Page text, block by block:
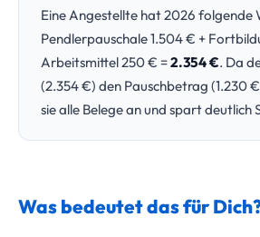
Eine Angestellte hat 2026 folgende
Pendlerpauschale 1.504 € +
Arbeitsmittel 250 € =2.354 €. Da
(2.354 €) den Pauschbetrag (1.230
sie alle Belege an und spart deutlich
Was bedeutet das für